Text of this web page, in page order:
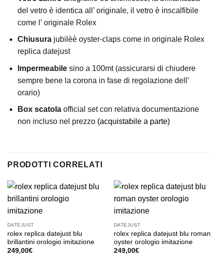
del vetro è identica all’ originale, il vetro è inscalfibile
come l’ originale Rolex
Chiusurajubilèè oyster-claps come in originale Rolex
replica datejust
Impermeabilesino a 100mt (assicurarsi di chiudere
sempre bene la corona in fase di regolazione dell’
orario)
Box scatolaofficial set con relativa documentazione
non incluso nel prezzo (acquistabile a parte)
PRODOTTI CORRELATI
DATEJUST
rolex replica datejust blu
brillantini orologio imitazione
249,00€
DATEJUST
rolex replica datejust blu roman
oyster orologio imitazione
249,00€